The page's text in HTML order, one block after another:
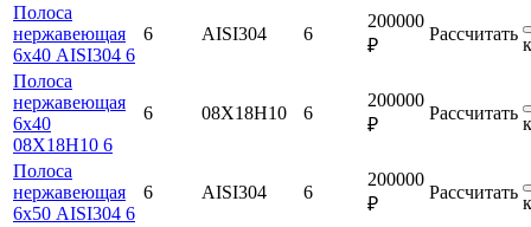
Полоса
нержавеющая
6х40 AISI304 6
6 AISI304 6
200000
₽
Рассчитать
Полоса
нержавеющая
6х40
08Х18Н10 6
6 08Х18Н10 6
200000
₽
Рассчитать
Полоса
нержавеющая
6х50 AISI304 6
6 AISI304 6
200000
₽
Рассчитать